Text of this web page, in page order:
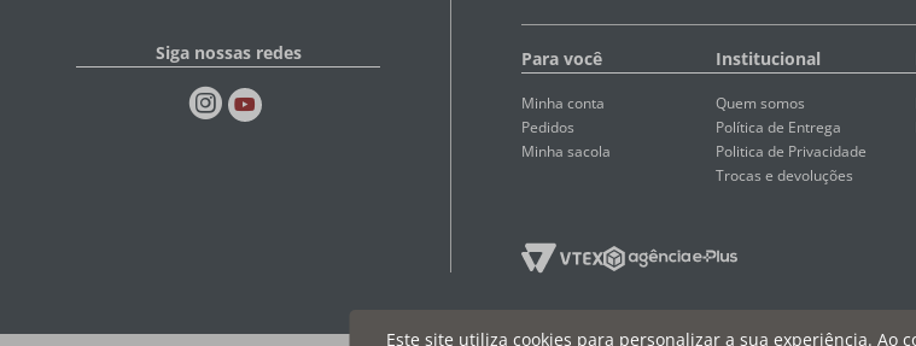
Este site utiliza cookies para personalizar a sua experiência. Ao
Siga nossas redes Para você
Minha conta
Pedidos
Minha sacola
Institucional
Quem somos
Política de Entrega
Politica de Privacidade
Trocas e devoluções